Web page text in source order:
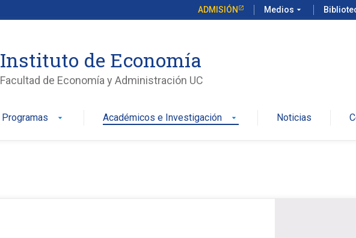
ADMISIÓN Medios arrow_drop_down
Instituto de Economía
Facultad de Economía y Administración UC
Programas arrow_drop_down Académicos e Investigación arrow_drop_down Noticias